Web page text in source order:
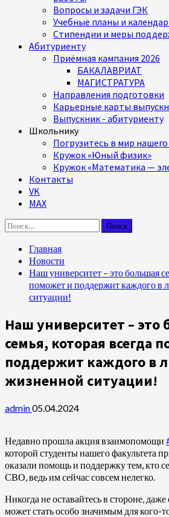
Вопросы и задачи ГЭК
Учебные планы и
Стипендии и меры
Абитуриенту
Приёмная кампания 2026
БАКАЛАВРИАТ
МАГИСТРАТУРА
Направления подготовки
Карьерные карты
Выпускник - абитуриенту
Школьнику
Погрузитесь в мир
Кружок «Юный физик»
Кружок «Математика —
Контакты
VK
MAX
Найти:
Главная
Новости
Наш университет – это большая
поможет и поддержит каждого в
ситуации!
Наш университет – это
семья, которая всегда
поддержит каждого в
жизненной ситуации!
admin05.04.2024
Недавно прошла акция взаимопомощи
которой студенты нашего факультета
оказали помощь и поддержку тем, кто
СВО, ведь им сейчас совсем нелегко.
Никогда не оставайтесь в стороне,
может стать особо значимым для кого-